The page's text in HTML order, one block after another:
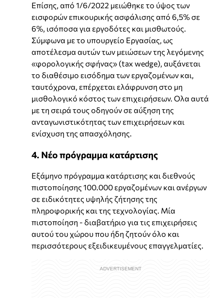
Επίσης, από 1/6/2022 μειώθηκε το ύψος των
εισφορών επικουρικής ασφάλισης από 6,5% σε
6%, ισόποσα για εργοδότες και μισθωτούς.
Σύμφωνα με το υπουργείο Εργασίας, ως
αποτέλεσμα αυτών των μειώσεων της λεγόμενης
«φορολογικής σφήνας» (tax wedge), αυξάνεται
το διαθέσιμο εισόδημα των εργαζομένων και,
ταυτόχρονα, επέρχεται ελάφρυνση στο μη
μισθολογικό κόστος των επιχειρήσεων. Ολα αυτά
με τη σειρά τους οδηγούν σε αύξηση της
ανταγωνιστικότητας των επιχειρήσεων και
ενίσχυση της απασχόλησης.
4. Νέο πρόγραμμα κατάρτισης
Εξάμηνο πρόγραμμα κατάρτισης και διεθνούς
πιστοποίησης 100.000 εργαζομένων και ανέργων
σε ειδικότητες υψηλής ζήτησης της
πληροφορικής και της τεχνολογίας. Μία
πιστοποίηση - διαβατήριο για τις επιχειρήσεις
αυτού του χώρου που ήδη ζητούν όλο και
περισσότερους εξειδικευμένους επαγγελματίες.